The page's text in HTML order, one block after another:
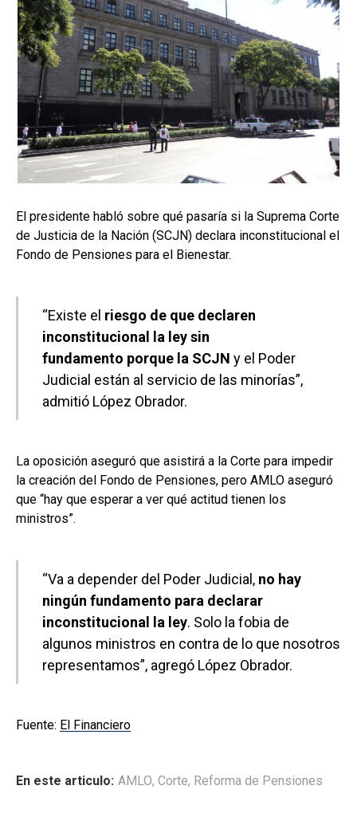
El presidente habló sobre qué pasaría si la Suprema Corte
de Justicia de la Nación (SCJN) declara inconstitucional el
Fondo de Pensiones para el Bienestar.
“Existe el riesgo de que declaren
inconstitucional la ley sin
fundamento porque la SCJN y el Poder
Judicial están al servicio de las minorías”,
admitió López Obrador.
La oposición aseguró que asistirá a la Corte para impedir
la creación del Fondo de Pensiones, pero AMLO aseguró
que “hay que esperar a ver qué actitud tienen los
ministros”.
“Va a depender del Poder Judicial, no hay
ningún fundamento para declarar
inconstitucional la ley. Solo la fobia de
algunos ministros en contra de lo que nosotros
representamos”, agregó López Obrador.
Fuente: El Financiero
En este articulo: AMLO, Corte, Reforma de Pensiones